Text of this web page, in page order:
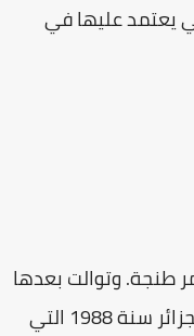
يعتمد عليها في
طنجة. وتوالت بعدها
في الجزائر سنة 1988 التي